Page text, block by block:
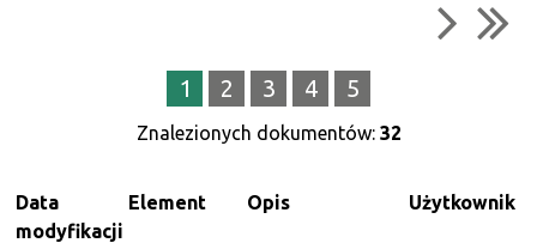
1 2 3 4 5
Znalezionych dokumentów: 32
Data
modyfikacji
Element Opis Użytkownik